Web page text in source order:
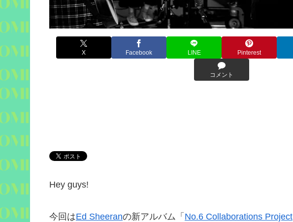
X Facebook LINE Pinterest
コメント
Hey guys!
今回はEd Sheeranの新アルバム「 No.6 Collaborations Project